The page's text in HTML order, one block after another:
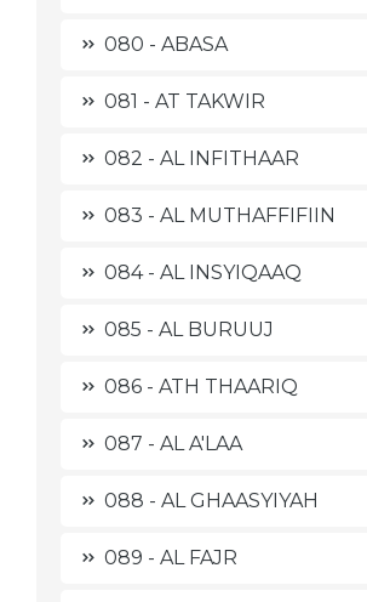
080 - ABASA
081 - AT TAKWIR
082 - AL INFITHAAR
083 - AL MUTHAFFIFIIN
084 - AL INSYIQAAQ
085 - AL BURUUJ
086 - ATH THAARIQ
087 - AL A'LAA
088 - AL GHAASYIYAH
089 - AL FAJR